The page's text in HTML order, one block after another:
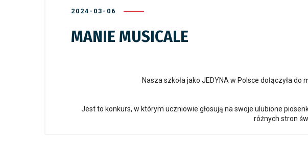
2024-03-06
MANIE MUSICALE
Nasza szkoła jako JEDYNA w Polsce dołączyła
Jest to konkurs, w którym uczniowie głosują na swoje ulubione
różnych stron